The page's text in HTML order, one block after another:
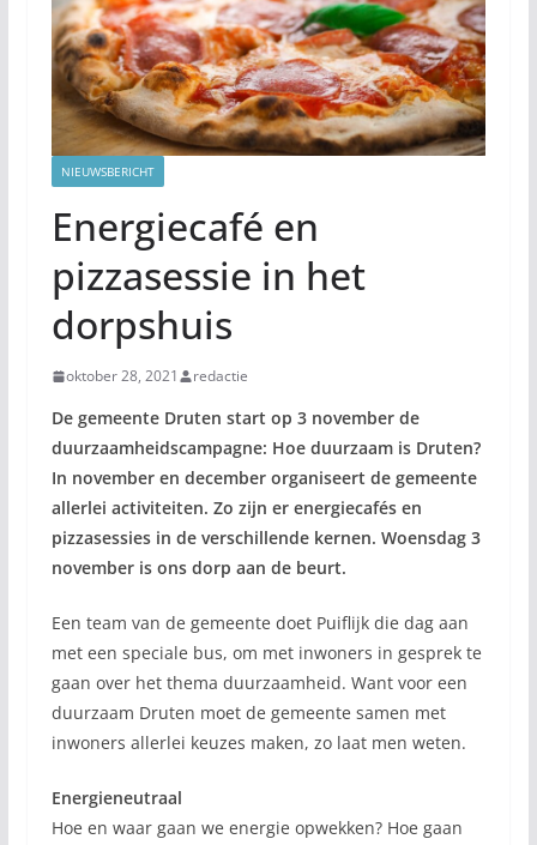
NIEUWSBERICHT
Energiecafé en
pizzasessie in het
dorpshuis
oktober 28, 2021 redactie
De gemeente Druten start op 3 november de
duurzaamheidscampagne: Hoe duurzaam is Druten?
In november en december organiseert de gemeente
allerlei activiteiten. Zo zijn er energiecafés en
pizzasessies in de verschillende kernen. Woensdag 3
november is ons dorp aan de beurt.
Een team van de gemeente doet Puiflijk die dag aan
met een speciale bus, om met inwoners in gesprek te
gaan over het thema duurzaamheid. Want voor een
duurzaam Druten moet de gemeente samen met
inwoners allerlei keuzes maken, zo laat men weten.
Energieneutraal
Hoe en waar gaan we energie opwekken? Hoe gaan